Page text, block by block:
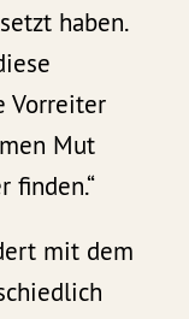
haben.
Vorreiter
Mut
finden.“
mit dem